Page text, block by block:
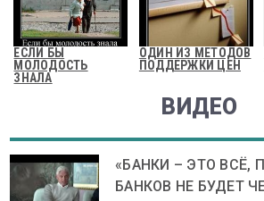
ЕСЛИ БЫ
МОЛОДОСТЬ
ЗНАЛА
ОДИН ИЗ МЕТОДОВ
ПОДДЕРЖКИ ЦЕН
ВИДЕО
«БАНКИ – ЭТО ВСЁ,
БАНКОВ НЕ БУДЕТ